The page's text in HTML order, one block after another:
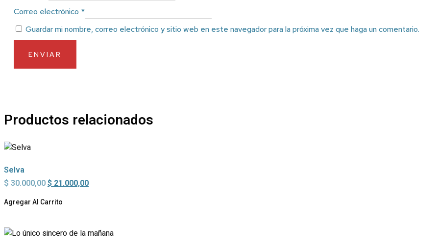
Correo electrónico *
Guardar mi nombre, correo electrónico y sitio web en este navegador para la próxima vez que haga un comentario.
Productos relacionados
Selva
$ 30.000,00 Original
was:
$ 21.000,00Current
Agregar Al Carrito